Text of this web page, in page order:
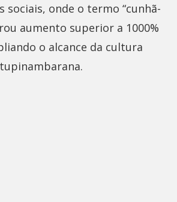
sociais, onde o termo “cunhã-
aumento superior a 1000%
o alcance da cultura